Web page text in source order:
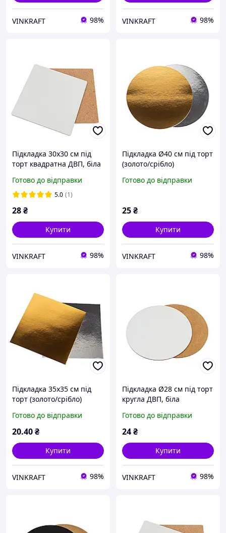
VINKRAFT 98% VINKRAFT 98%
Підкладка 30х30 см під
торт квадратна ДВП, біла
Готово до відправки
5.0 (1)
28₴
Купити
VINKRAFT 98%
Підкладка Ø40 см під торт
(золото/срібло)
Готово до відправки
25₴
Купити
VINKRAFT 98%
Підкладка 35х35 см під
торт (золото/срібло)
Готово до відправки
20.40₴
Купити
VINKRAFT 98%
Підкладка Ø28 см під торт
кругла ДВП, біла
Готово до відправки
24₴
Купити
VINKRAFT 98%